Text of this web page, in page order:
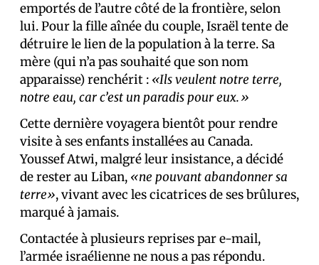
emportés de l’autre côté de la frontière, selon
lui. Pour la fille aînée du couple, Israël tente de
détruire le lien de la population à la terre. Sa
mère (qui n’a pas souhaité que son nom
apparaisse) renchérit : «Ils veulent notre terre,
notre eau, car c’est un paradis pour eux.»
Cette dernière voyagera bientôt pour rendre
visite à ses enfants installé·es au Canada.
Youssef Atwi, malgré leur insistance, a décidé
de rester au Liban, «ne pouvant abandonner sa
terre», vivant avec les cicatrices de ses brûlures,
marqué à jamais.
Contactée à plusieurs reprises par e-mail,
l’armée israélienne ne nous a pas répondu.